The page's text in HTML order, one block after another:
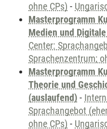
ohne CPs) -
Masterprogramm
Medien und
Center:
Sprachenzentrum;
Masterprogramm
Theorie und
(auslaufend) -
Sprachangebot
ohne CPs) -